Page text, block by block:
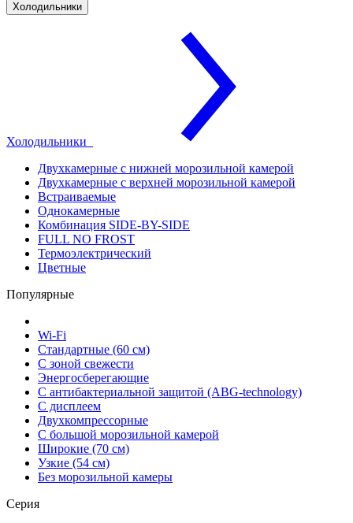
Холодильники
Холодильники
Двухкамерные с нижней морозильной камерой
Двухкамерные с верхней морозильной камерой
Встраиваемые
Однокамерные
Комбинация SIDE-BY-SIDE
FULL NO FROST
Термоэлектрический
Цветные
Популярные
Wi-Fi
Стандартные (60 см)
С зоной свежести
Энергосберегающие
С антибактериальной защитой (ABG-technology)
С дисплеем
Двухкомпрессорные
С большой морозильной камерой
Широкие (70 см)
Узкие (54 см)
Без морозильной камеры
Серия